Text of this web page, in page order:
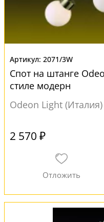
2071/3W
Спот на штанге
стиле модерн
Odeon Light (Италия)
2 570 ₽